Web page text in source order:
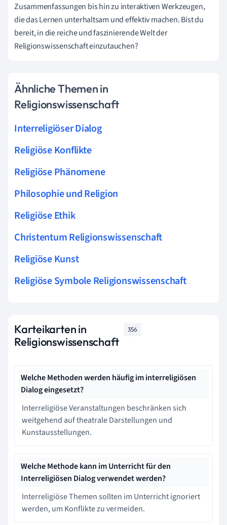
Zusammenfassungen bis hin zu interaktiven Werkzeugen,
die das Lernen unterhaltsam und effektiv machen. Bist du
bereit, in die reiche und faszinierende Welt der
Religionswissenschaft einzutauchen?
Ähnliche Themen in
Religionswissenschaft
Interreligiöser Dialog
Religiöse Konflikte
Religiöse Phänomene
Philosophie und Religion
Religiöse Ethik
Christentum Religionswissenschaft
Religiöse Kunst
Religiöse Symbole Religionswissenschaft
Karteikarten in
Religionswissenschaft
356
Welche Methoden werden häufig im interreligiösen
Dialog eingesetzt?
Interreligiöse Veranstaltungen beschränken sich
weitgehend auf theatrale Darstellungen und
Kunstausstellungen.
Welche Methode kann im Unterricht für den
Interreligiösen Dialog verwendet werden?
Interreligiöse Themen sollten im Unterricht ignoriert
werden, um Konflikte zu vermeiden.